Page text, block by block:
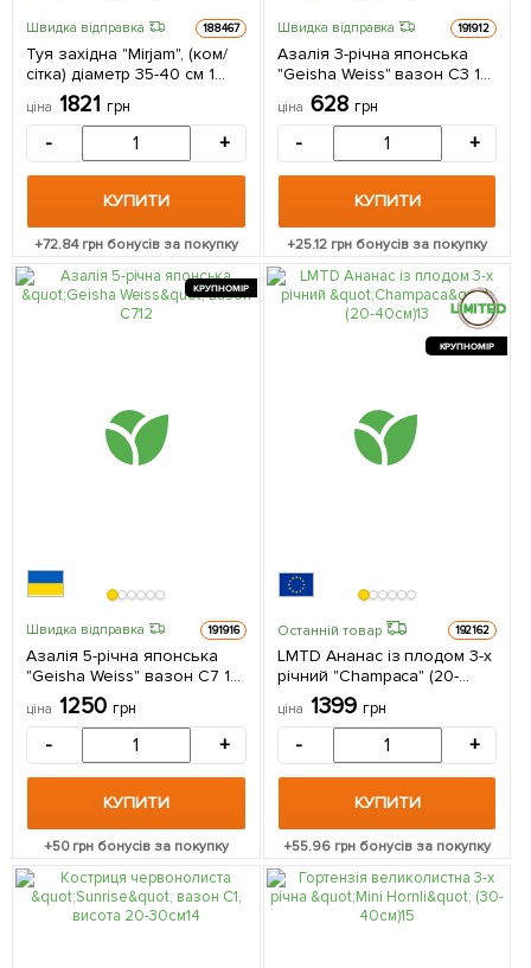
Швидка відправка 188467
Туя західна "Mirjam", (ком/
сітка) діаметр 35-40 см 1
саджанець в упаковці
ціна 1821 грн
- +
КУПИТИ
+72.84грн бонусів за покупку
Швидка відправка 191912
Азалія 3-річна японська
"Geisha Weiss" вазон С3 1
саджанець в упаковці
ціна 628 грн
- +
КУПИТИ
+25.12 грн бонусів за покупку
КРУПНОМІР
Швидка відправка 191916
Азалія 5-річна японська
"Geisha Weiss" вазон С7 1
саджанець в упаковці
ціна 1250 грн
- +
КУПИТИ
+50грн бонусів за покупку
КРУПНОМІР
Останній товар 192162
LMTD Ананас із плодом 3-х
річний "Champaca" (20-
40см) з Нідерландів 1
саджанець в упаковці
ціна 1399 грн
- +
КУПИТИ
+55.96 грн бонусів за покупку